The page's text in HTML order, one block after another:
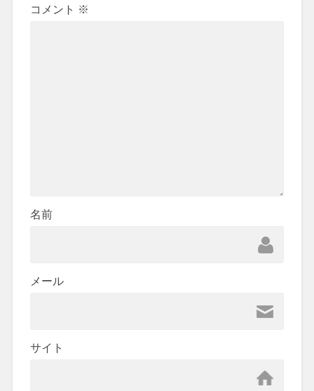
コメント ※
名前
メール
サイト